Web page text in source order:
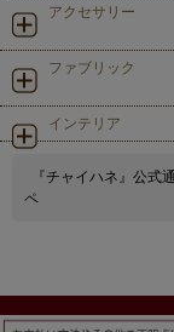
アクセサリー
ファブリック
インテリア
『チャイハネ』公式
ペ